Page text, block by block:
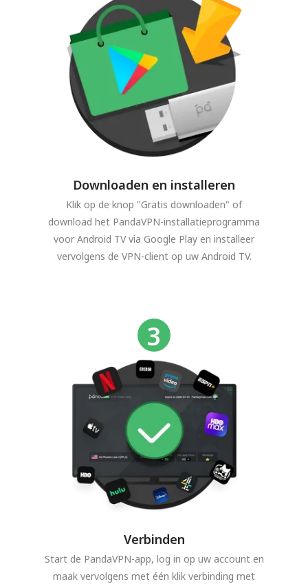
Downloaden en installeren
Klik op de knop "Gratis downloaden" of
download het PandaVPN-installatieprogramma
voor Android TV via Google Play en installeer
vervolgens de VPN-client op uw Android TV.
Verbinden
Start de PandaVPN-app, log in op uw account en
maak vervolgens met één klik verbinding met